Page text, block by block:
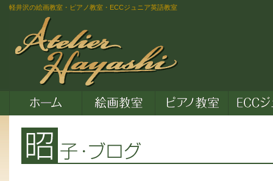
軽井沢の絵画教室・ピアノ教室・ECCジュニア英語教室